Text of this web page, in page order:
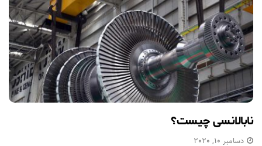
نابالانسی چیست؟
دسامبر 10, 2020